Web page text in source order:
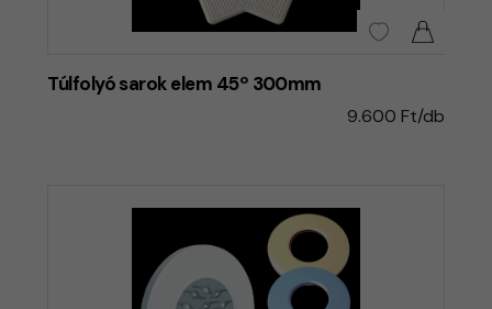
Túlfolyó sarok elem 45º 300mm
9.600 Ft/db